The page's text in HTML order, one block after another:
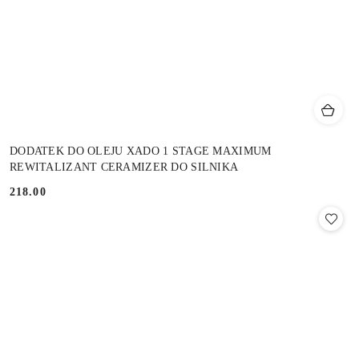
DODATEK DO OLEJU XADO 1 STAGE MAXIMUM
REWITALIZANT CERAMIZER DO SILNIKA
Cena:
218.00